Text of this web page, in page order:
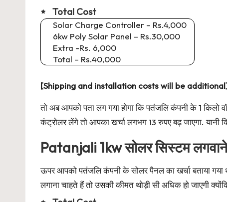
Total Cost
Solar Charge Controller – Rs.4,000
6kw Poly Solar Panel – Rs.30,000
Extra -Rs. 6,000
Total – Rs.40,000
[Shipping and installation costs will be
तो अब आपको पता लग गया होगा कि पतंजलि कंपनी के 1
कंट्रोलर लेंगे तो आपका खर्चा लगभग 13 रुपए बढ़ जाएगा. यानी
Patanjali 1kw सोलर सिस्टम
ऊपर आपको पतंजलि कंपनी के सोलर पैनल का खर्चा बताया
लगाना चाहते हैं तो उसकी कीमत थोड़ी सी अधिक हो जाएगी